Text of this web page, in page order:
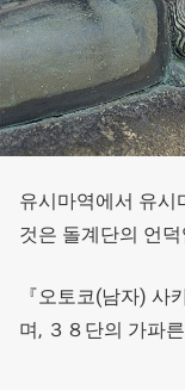
유시마역에서 유시
것은 돌계단의 언
『오토코(남자) 사
며, ３８단의 가파